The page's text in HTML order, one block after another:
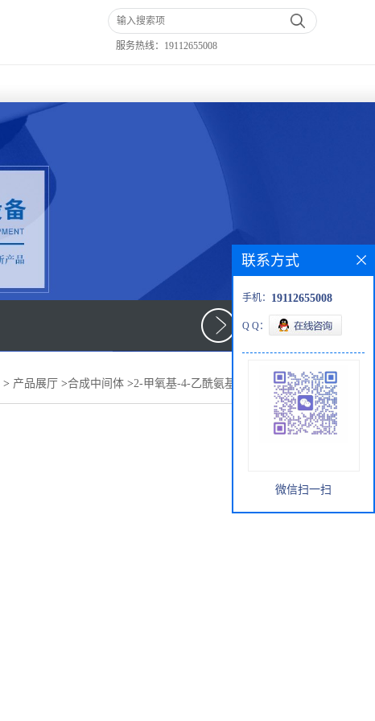
服务热线： 19112655008
> 产品展厅 >合成中间体 >2-甲氧基-4-乙酰氨基-5-溴苯甲酸甲酯
联系方式
手机： 19112655008
Q Q：
微信扫一扫